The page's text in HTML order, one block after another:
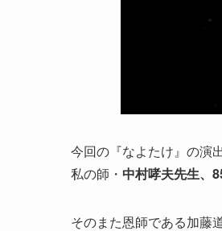
今回の『なよたけ』の演
私の師・ 中村哮夫先生、
そのまた恩師である加藤